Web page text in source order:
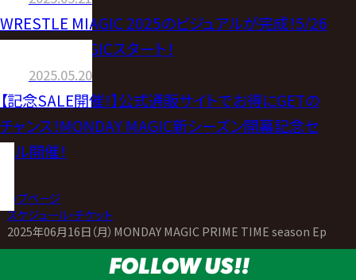
WRESTLE MIAGIC 2025のビジュアルが完成！5/26
MONDAY MAGICスタート！
2025.05.20
【記念SALE開催！】公式通販サイトでお得にGETの
チャンス！MONDAY MAGIC新シーズン開幕記念セ
ール開催！
トップページ
>スケジュール・チケット
2025年06月16日（月）MONDAY MAGIC PRIME TIME season Ep3
FOLLOW US!!